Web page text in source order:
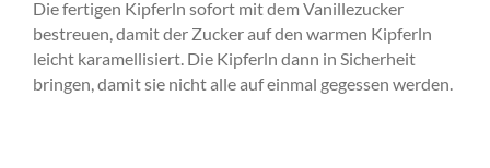
Die fertigen Kipferln sofort mit dem Vanillezucker
bestreuen, damit der Zucker auf den warmen Kipferln
leicht karamellisiert. Die Kipferln dann in Sicherheit
bringen, damit sie nicht alle auf einmal gegessen werden.